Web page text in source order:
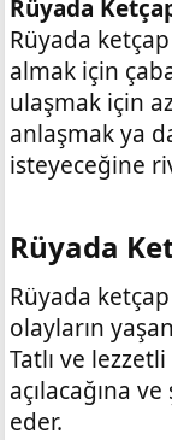
Rüyada
Rüyada
almak için
ulaşmak için
anlaşmak ya
isteyeceğine
Rüyada
Rüyada
olayların
Tatlı ve
açılacağına
eder.